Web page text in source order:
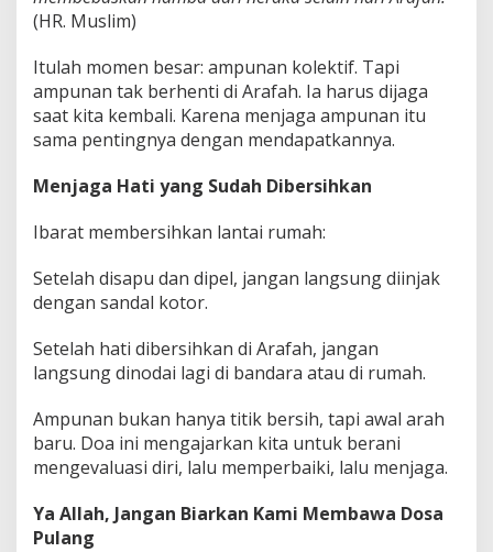
(HR. Muslim)
Itulah momen besar: ampunan kolektif. Tapi
ampunan tak berhenti di Arafah. Ia harus dijaga
saat kita kembali. Karena menjaga ampunan itu
sama pentingnya dengan mendapatkannya.
Menjaga Hati yang Sudah Dibersihkan
Ibarat membersihkan lantai rumah:
Setelah disapu dan dipel, jangan langsung diinjak
dengan sandal kotor.
Setelah hati dibersihkan di Arafah, jangan
langsung dinodai lagi di bandara atau di rumah.
Ampunan bukan hanya titik bersih, tapi awal arah
baru. Doa ini mengajarkan kita untuk berani
mengevaluasi diri, lalu memperbaiki, lalu menjaga.
Ya Allah, Jangan Biarkan Kami Membawa Dosa
Pulang